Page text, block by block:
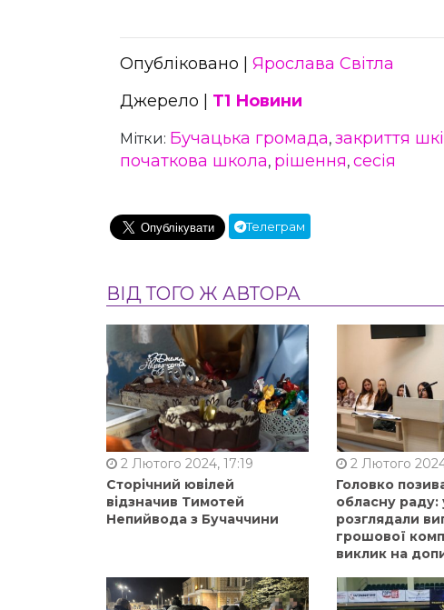
Опубліковано | Ярослава Світла
Джерело | Т1 Новини
Мітки: Бучацька громада, закриття
початкова школа, рішення, сесія
Телеграм
ВІД ТОГО Ж АВТОРА
2 Лютого 2024, 17:19
Сторічний ювілей
відзначив Тимотей
Непийвода з Бучаччини
2 Лютого
Головко
обласну раду:
розглядали
грошової
виклик на